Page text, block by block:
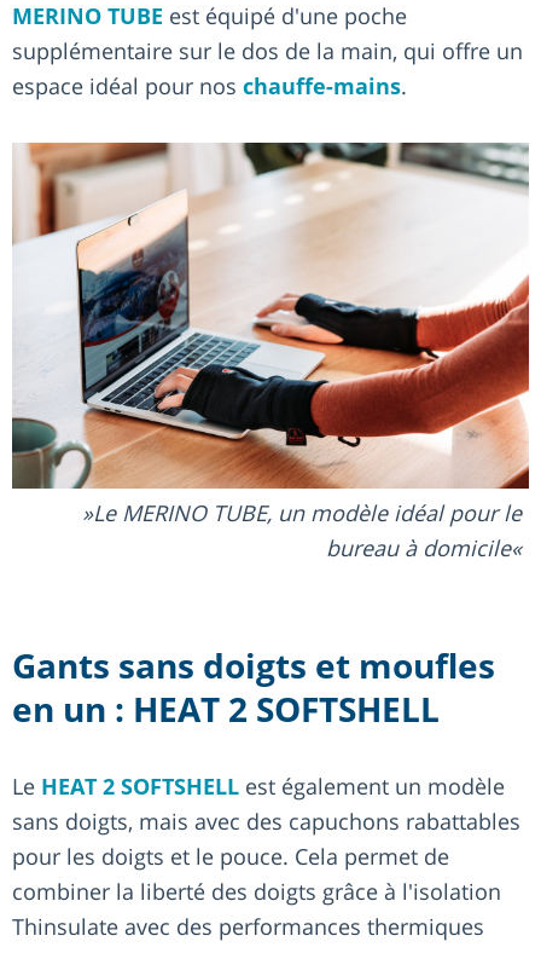
MERINO TUBE est équipé d'une poche
supplémentaire sur le dos de la main, qui offre un
espace idéal pour nos chauffe-mains.
Le MERINO TUBE, un modèle idéal pour le
bureau à domicile
Gants sans doigts et moufles
en un : HEAT 2 SOFTSHELL
Le HEAT 2 SOFTSHELL est également un modèle
sans doigts, mais avec des capuchons rabattables
pour les doigts et le pouce. Cela permet de
combiner la liberté des doigts grâce à l'isolation
Thinsulate avec des performances thermiques